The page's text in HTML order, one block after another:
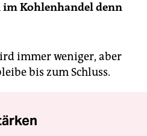
im Kohlenhandel denn
immer weniger, aber
bis zum Schluss.